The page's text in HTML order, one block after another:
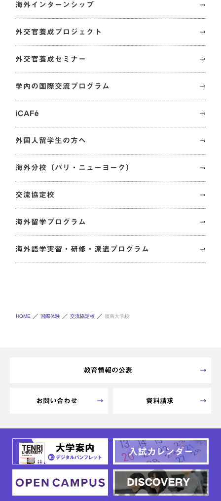
海外インターンシップ
外交官養成プロジェクト
外交官養成セミナー
学内の国際交流プログラム
iCAFé
外国人留学生の方へ
海外分校（パリ・ニューヨーク）
交流協定校
海外留学プログラム
海外語学実習・研修・派遣プログラム
HOME 国際体験 交流協定校 嶺南大学校
教育情報の公表
お問い合わせ 資料請求